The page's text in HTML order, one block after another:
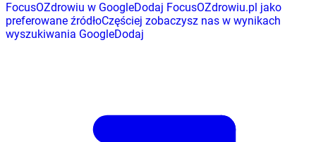
FocusOZdrowiu w GoogleDodaj FocusOZdrowiu.pl jako
preferowane źródłoCzęściej zobaczysz nas w wynikach
wyszukiwania GoogleDodaj